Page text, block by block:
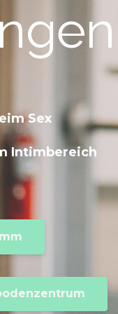
Sex
Intimbereich